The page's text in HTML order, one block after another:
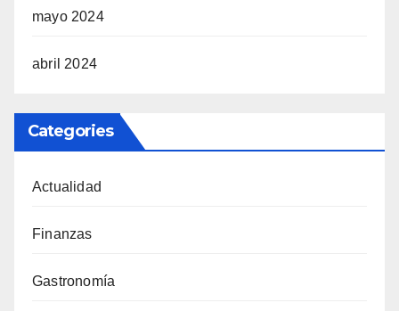
mayo 2024
abril 2024
Categories
Actualidad
Finanzas
Gastronomía